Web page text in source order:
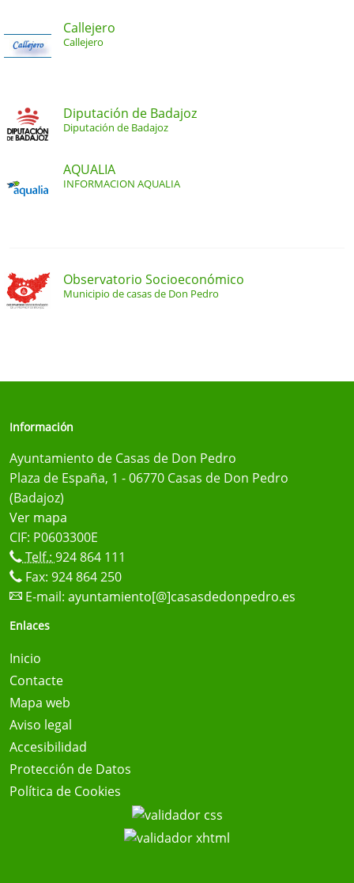
Callejero
Callejero
Diputación de Badajoz
Diputación de Badajoz
AQUALIA
INFORMACION AQUALIA
Observatorio Socioeconómico
Municipio de casas de Don Pedro
Información
Ayuntamiento de Casas de Don Pedro
Plaza de España, 1 - 06770 Casas de Don Pedro
(Badajoz)
Ver mapa
CIF: P0603300E
Telf.: 924 864 111
Fax: 924 864 250
E-mail: ayuntamiento[@]casasdedonpedro.es
Enlaces
Inicio
Contacte
Mapa web
Aviso legal
Accesibilidad
Protección de Datos
Política de Cookies